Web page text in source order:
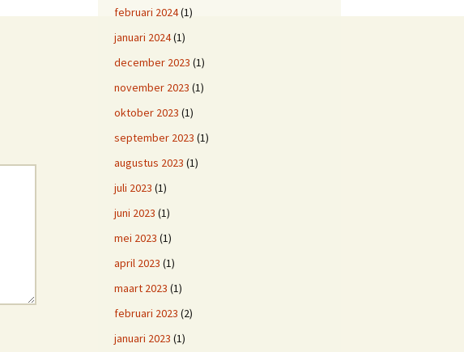
februari 2024(1)
januari 2024(1)
december 2023 (1)
november 2023 (1)
oktober 2023 (1)
september 2023 (1)
augustus 2023 (1)
juli 2023 (1)
juni 2023 (1)
mei 2023 (1)
april 2023 (1)
maart 2023 (1)
februari 2023 (2)
januari 2023 (1)